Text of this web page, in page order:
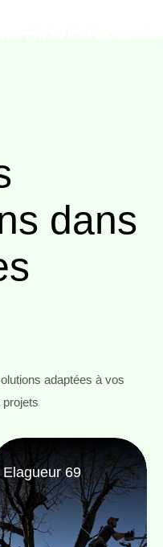
dans
adaptées à vos
Elagueur 69